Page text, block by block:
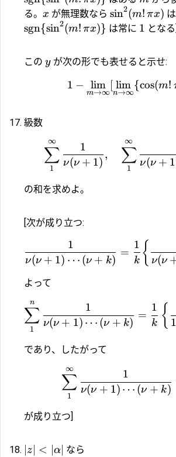
る。 x が無理数なら sin2(m! πx)
sgn{sin2(m! πx)} は常に 1 となる]
この yが次の形でも表せると示せ:
1 −
m→∞
lim [
n→∞
lim {cos(m!
級数
1
∑
∞
ν(ν + 1)
1
,
1
∑
∞
ν(ν + 1
の和を求めよ。
[次が成り立つ:
ν(ν + 1) ⋯ (ν + k)
1
=
k
1 { ν(ν
よって
1
∑
n
ν(ν + 1) ⋯ (ν + k)
1
=
k
1 { 1
であり、したがって
1
∑
∞
ν(ν + 1) ⋯ (ν + k)
1
が成り立つ]
z < α∣ なら